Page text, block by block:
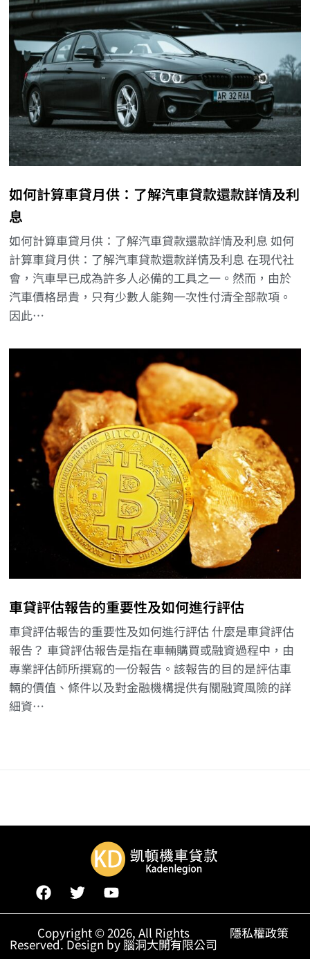
如何計算車貸月供：了解汽車貸款還款詳情及利
息
如何計算車貸月供：了解汽車貸款還款詳情及利息 如何
計算車貸月供：了解汽車貸款還款詳情及利息 在現代社
會，汽車早已成為許多人必備的工具之一。然而，由於
汽車價格昂貴，只有少數人能夠一次性付清全部款項。
因此…
車貸評估報告的重要性及如何進行評估
車貸評估報告的重要性及如何進行評估 什麼是車貸評估
報告？ 車貸評估報告是指在車輛購買或融資過程中，由
專業評估師所撰寫的一份報告。該報告的目的是評估車
輛的價值、條件以及對金融機構提供有關融資風險的詳
細資…
隱私權政策
Copyright © 2026, All Rights
Reserved. Design by 腦洞大開有限公司